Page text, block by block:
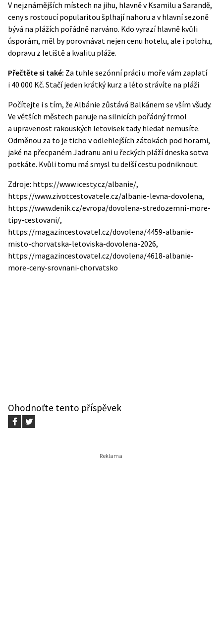
V nejznámějších místech na jihu, hlavně v Ksamilu a Sarandě,
ceny s rostoucí popularitou šplhají nahoru a v hlavní sezoně
bývá na plážích pořádně narváno. Kdo vyrazí hlavně kvůli
úsporám, měl by porovnávat nejen cenu hotelu, ale i polohu,
dopravu z letiště a kvalitu pláže.
Přečtěte si také: Za tuhle sezónní práci u moře vám zaplatí
i 40 000 Kč. Stačí jeden krátký kurz a léto strávíte na pláži
Počítejte i s tím, že Albánie zůstává Balkánem se vším všudy.
Ve větších městech panuje na silnicích pořádný frmol
a upravenost rakouských letovisek tady hledat nemusíte.
Odměnou za to je ticho v odlehlejších zátokách pod horami,
jaké na přecpaném Jadranu ani u řeckých pláží dneska sotva
potkáte. Kvůli tomu má smysl tu delší cestu podniknout.
Zdroje: https://www.icesty.cz/albanie/,
https://www.zivotcestovatele.cz/albanie-levna-dovolena,
https://www.denik.cz/evropa/dovolena-stredozemni-more-
tipy-cestovani/,
https://magazincestovatel.cz/dovolena/4459-albanie-
misto-chorvatska-letoviska-dovolena-2026,
https://magazincestovatel.cz/dovolena/4618-albanie-
more-ceny-srovnani-chorvatsko
Ohodnoťte tento příspěvek